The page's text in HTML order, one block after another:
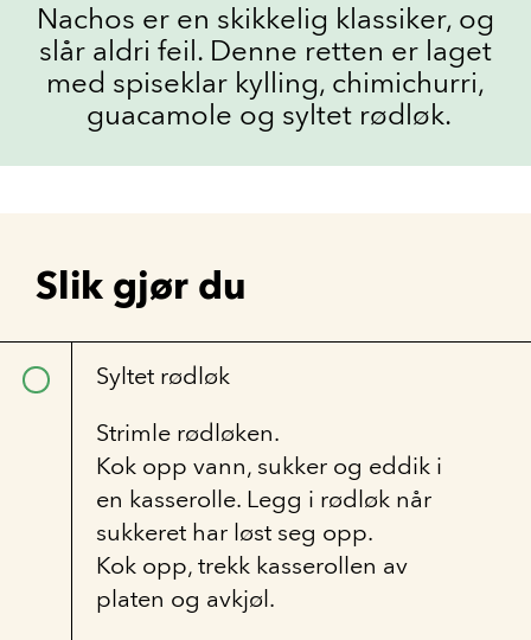
Nachos er en skikkelig klassiker, og
slår aldri feil. Denne retten er laget
med spiseklar kylling, chimichurri,
guacamole og syltet rødløk.
Slik gjør du
Syltet rødløk
Strimle rødløken.
Kok opp vann, sukker og eddik i
en kasserolle. Legg i rødløk når
sukkeret har løst seg opp.
Kok opp, trekk kasserollen av
platen og avkjøl.